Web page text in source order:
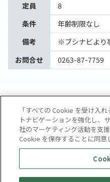
定員
8
条件
年齢制限なし
備考
※ブシナビより
お問合せ
0263-87-7759
会社概要
お問い合わせ
株式会
「すべての Cookie を受け入
トナビゲーションを強化し、
社のマーケティング活動を支
Cookie を保存することに同意